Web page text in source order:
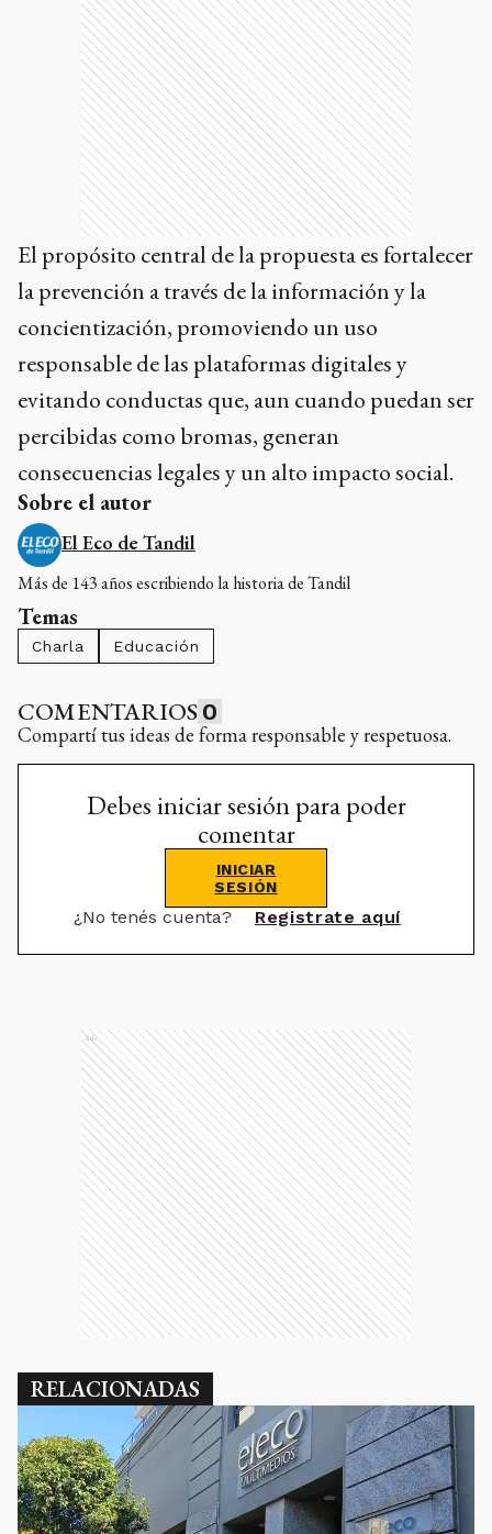
El propósito central de la propuesta es fortalecer
la prevención a través de la información y la
concientización, promoviendo un uso
responsable de las plataformas digitales y
evitando conductas que, aun cuando puedan ser
percibidas como bromas, generan
consecuencias legales y un alto impacto social.
Sobre el autor
El Eco de Tandil
Más de 143 años escribiendo la historia de Tandil
Temas
Charla Educación
COMENTARIOS 0
Compartí tus ideas de forma responsable y respetuosa.
Debes iniciar sesión para poder
comentar
INICIAR
SESIÓN
¿No tenés cuenta? Registrate aquí
Ads
RELACIONADAS